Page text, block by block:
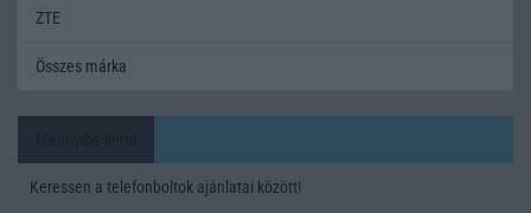
ZTE
Összes márka
Keressen a telefonboltok ajánlatai között!